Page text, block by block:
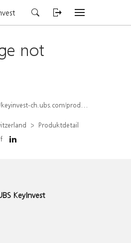
not
ch.ubs.com/produkt/detail/index/isin/CH1581942468
Produktdetail
KeyInvest